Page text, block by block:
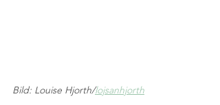
Bild: Louise Hjorth/lojsanhjorth